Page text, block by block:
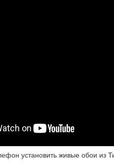
установить живые обои из